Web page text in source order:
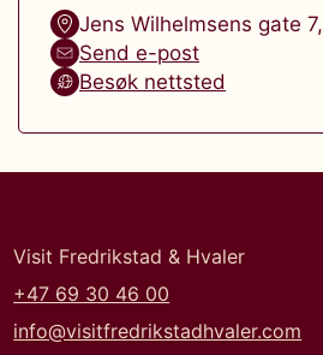
Jens Wilhelmsens gate 7,
Send e-post
Besøk nettsted
Visit Fredrikstad & Hvaler
+47 69 30 46 00
info@visitfredrikstadhvaler.com